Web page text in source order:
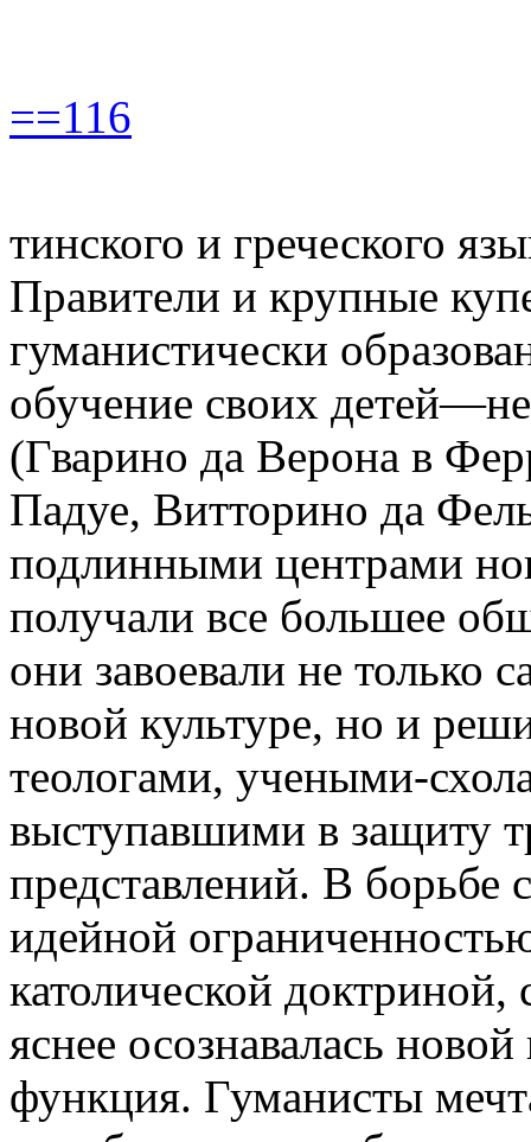
==116
тинского и греческого
Правители и крупные
гуманистически
обучение своих
(Гварино да Верона в
Падуе, Витторино да
подлинными центрами
получали все большее
они завоевали не только
новой культуре, но и
теологами, учеными-
выступавшими в защиту
представлений. В
идейной
католической доктриной,
яснее осознавалась
функция. Гуманисты